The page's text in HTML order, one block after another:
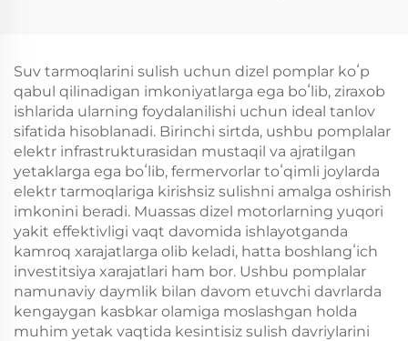
Suv tarmoqlarini sulish uchun dizel pomplar koʻp
qabul qilinadigan imkoniyatlarga ega boʻlib, ziraxob
ishlarida ularning foydalanilishi uchun ideal tanlov
sifatida hisoblanadi. Birinchi sirtda, ushbu pomplalar
elektr infrastrukturasidan mustaqil va ajratilgan
yetaklarga ega boʻlib, fermervorlar toʻqimli joylarda
elektr tarmoqlariga kirishsiz sulishni amalga oshirish
imkonini beradi. Muassas dizel motorlarning yuqori
yakit effektivligi vaqt davomida ishlayotganda
kamroq xarajatlarga olib keladi, hatta boshlangʻich
investitsiya xarajatlari ham bor. Ushbu pomplalar
namunaviy daymlik bilan davom etuvchi davrlarda
kengaygan kasbkar olamiga moslashgan holda
muhim yetak vaqtida kesintisiz sulish davriylarini